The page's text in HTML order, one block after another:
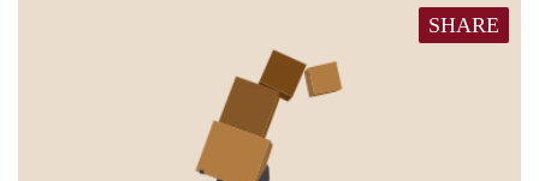
SHARE